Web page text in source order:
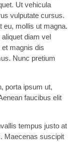
Ut vehicula
vulputate cursus.
eu, mollis ut magna.
diam vel
magnis dis
Nunc pretium
porta ipsum ut,
faucibus elit
tempus justo at
Maecenas suscipit